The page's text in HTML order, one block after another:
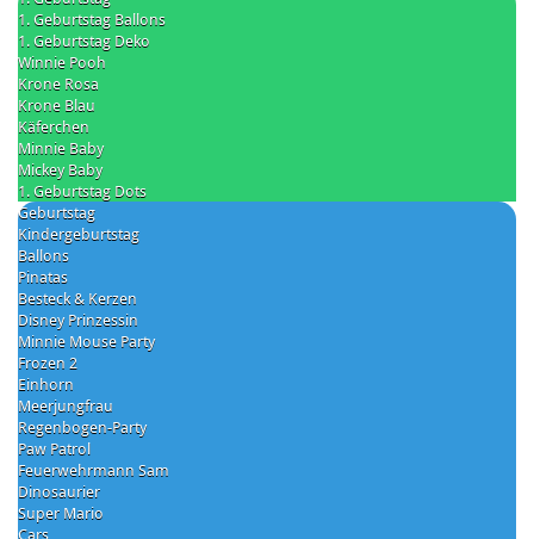
1. Geburtstag Ballons
1. Geburtstag Deko
Winnie Pooh
Krone Rosa
Krone Blau
Käferchen
Minnie Baby
Mickey Baby
1. Geburtstag Dots
Geburtstag
Kindergeburtstag
Ballons
Pinatas
Besteck & Kerzen
Disney Prinzessin
Minnie Mouse Party
Frozen 2
Einhorn
Meerjungfrau
Regenbogen-Party
Paw Patrol
Feuerwehrmann Sam
Dinosaurier
Super Mario
Cars